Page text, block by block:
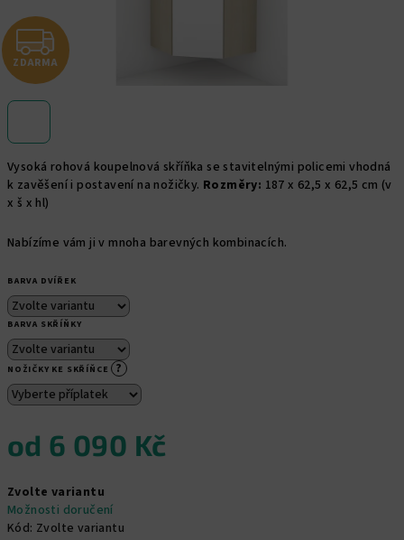
Vysoká rohová koupelnová skříňka se stavitelnými policemi vhodná
k zavěšení i postavení na nožičky. Rozměry: 187 x 62,5 x 62,5 cm (v
x š x hl)
Nabízíme vám ji v mnoha barevných kombinacích.
BARVA DVÍŘEK
BARVA SKŘÍŇKY
NOŽIČKY KE SKŘÍŇCE ?
od 6 090 Kč
cena:
Zvolte variantu
Možnosti doručení
Kód: Zvolte variantu
Z
D
R
M
A
ZDARMA